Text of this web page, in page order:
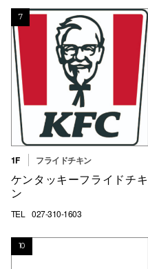
7
1F フライドチキン
ケンタッキーフライドチキ
ン
TEL 027-310-1603
10